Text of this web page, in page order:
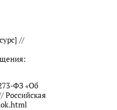
//
ФЗ «Об
Российская